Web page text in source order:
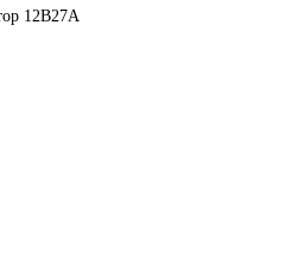
12В27А